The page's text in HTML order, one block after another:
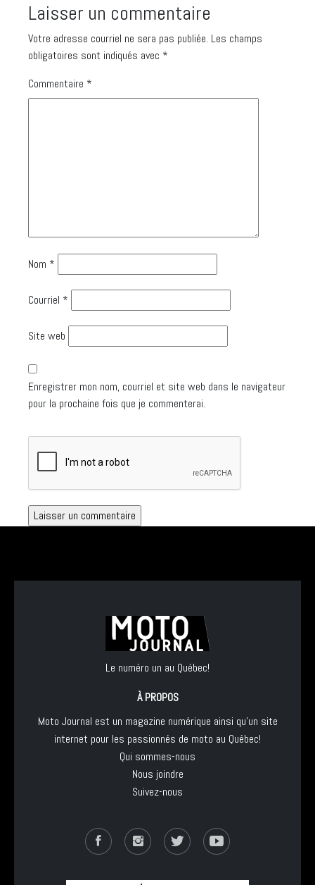
Laisser un commentaire
Votre adresse courriel ne sera pas publiée. Les champs
obligatoires sont indiqués avec *
Commentaire *
Nom *
Courriel *
Site web
Enregistrer mon nom, courriel et site web dans le navigateur
pour la prochaine fois que je commenterai.
Le numéro un au Québec!
À PROPOS
Moto Journal est un magazine numérique ainsi qu'un site
internet pour les passionnés de moto au Québec!
Qui sommes-nous
Nous joindre
Suivez-nous